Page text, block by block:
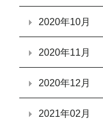
2020年10月
2020年11月
2020年12月
2021年02月